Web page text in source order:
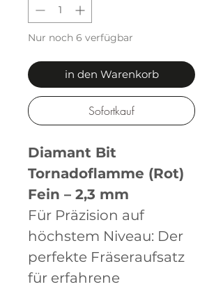
Nur noch 6 verfügbar
in den Warenkorb
Sofortkauf
Diamant Bit
Tornadoflamme (Rot)
Fein – 2,3 mm
Für Präzision auf
höchstem Niveau: Der
perfekte Fräseraufsatz
für erfahrene